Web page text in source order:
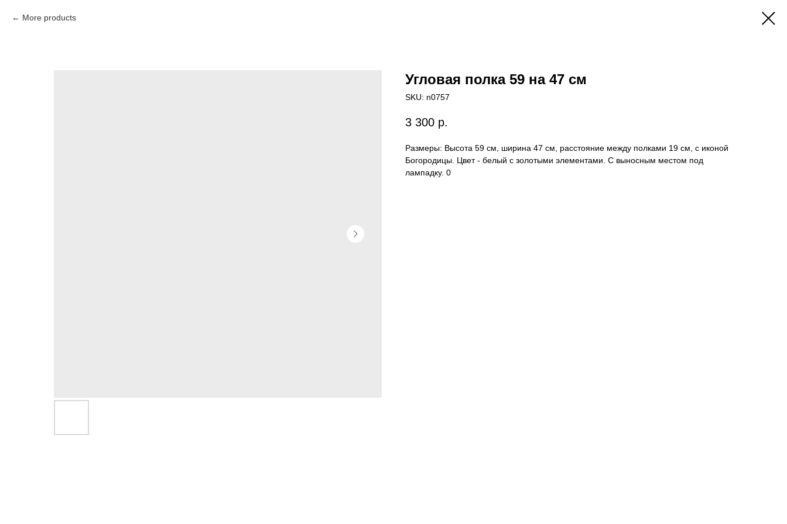
More products
Угловая полка 59 на 47 см
SKU: n0757
3 300 р.
Размеры: Высота 59 см, ширина 47 см, расстояние между полками 19 см, с иконой
Богородицы. Цвет - белый с золотыми элементами. С выносным местом под
лампадку. 0